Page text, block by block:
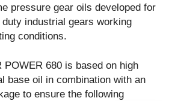
pressure gear oils developed for
industrial gears working
conditions.
POWER 680 is based on high
base oil in combination with an
to ensure the following